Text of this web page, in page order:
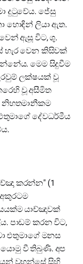
දුටුවේය. ජේසු
හොඳින් ලියා ඇත.
ඇසූ විට, ශු.
හැර වෙන කිසිවක්
මෙම සිදුවීම
ලක්ෂයක් වූ
වූ අසීමිත
නිහතමානීකම
දේවධර්මීය
කරන්න" (1
යාච්ඤාවක්
පාඩම් කරන විට,
එතුමාගේ මනස
වී තිබුණි. අප
වහන්සේ සිහි